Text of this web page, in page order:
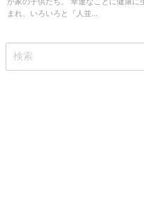
まれ、いろいろと『人並...